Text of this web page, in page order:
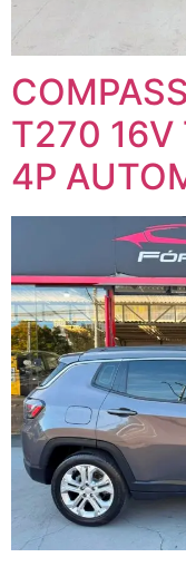
T270 16V
4P